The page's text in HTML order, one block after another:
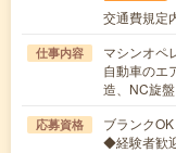
交通費規定
仕事内容
マシンオペ
自動車のエ
造、NC旋
応募資格
ブランク
◆経験者歓